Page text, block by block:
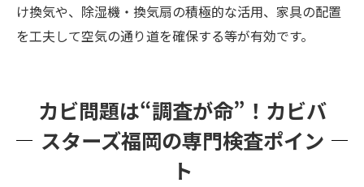
け換気や、除湿機・換気扇の積極的な活用、家具の配置
を工夫して空気の通り道を確保する等が有効です。
カビ問題は“調査が命”！カビバ
スターズ福岡の専門検査ポイン
ト